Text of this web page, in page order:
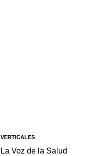
VERTICALES
La Voz de la Salud